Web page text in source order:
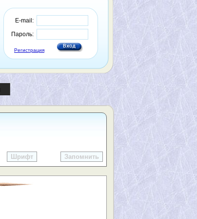
E-mail:
Пароль:
Регистрация
Шрифт Запомнить